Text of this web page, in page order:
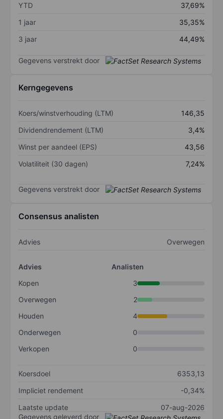
YTD
37,69%
1 jaar
35,35%
3 jaar
44,49%
Gegevens verstrekt door
Kerngegevens
Koers/winstverhouding (LTM)
146,35
Dividendrendement (LTM)
3,4%
Winst per aandeel (EPS)
43,56
Volatiliteit (30 dagen)
7,24%
Gegevens verstrekt door
Consensus analisten
Advies Overwegen
Advies
Analisten
Kopen
3
Overwegen
2
Houden
4
Onderwegen
0
Verkopen
0
Koersdoel
6353,13
Impliciet rendement
-0,34%
Laatste update
07-aug-2026
Gegevens geleverd door